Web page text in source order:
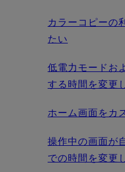
カラーコピーの
たい
低電力モードお
する時間を変更
ホーム画面をカ
操作中の画面が
での時間を変更